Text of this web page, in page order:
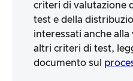
criteri di valutazione
test e della
interessati anche
altri criteri di test,
documento sul